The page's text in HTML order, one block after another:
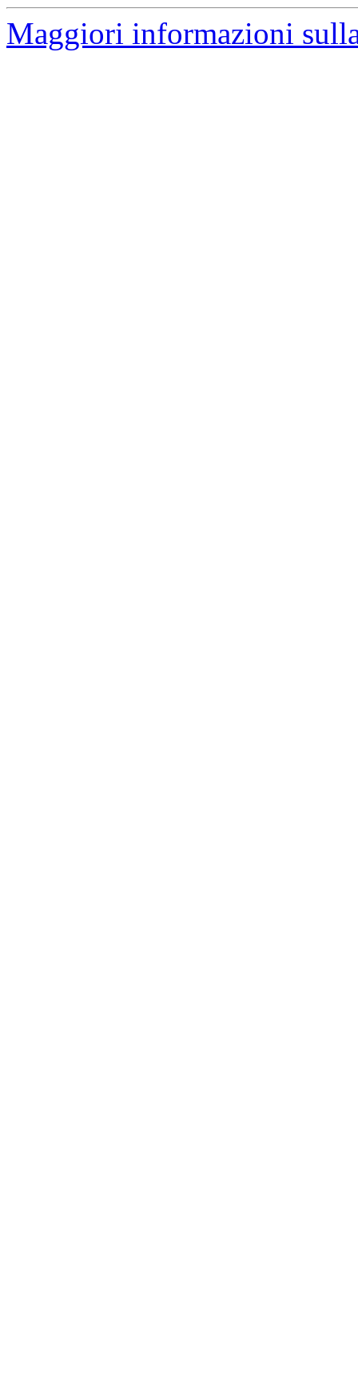
Maggiori informazioni